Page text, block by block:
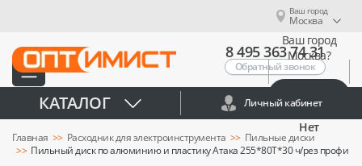
Ваш город
Москва
Ваш город
Москва?
Нет
8 495 363 74 31
Обратный звонок
КАТАЛОГ Личный кабинет
Главная Расходник для электроинструмента
Пильные диски
Пильный диск по алюминию и пластику Атака 255*80T*30 ч/рез профи